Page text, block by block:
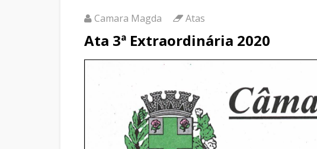
Camara Magda Atas
Ata 3ª Extraordinária 2020